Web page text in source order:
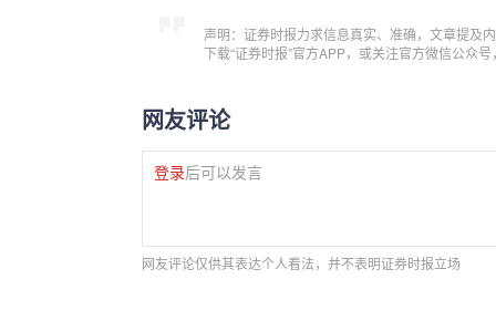
声明：证券时报力求信息真实、准确，文章提及
下载“证券时报”官方APP，或关注官方微信公众
网友评论
登录后可以发言
网友评论仅供其表达个人看法，并不表明证券时报立场